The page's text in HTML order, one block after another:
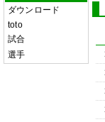
ダウンロード
toto
試合
選手